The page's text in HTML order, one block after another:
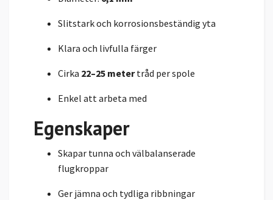
Slitstark och korrosionsbeständig yta
Klara och livfulla färger
Cirka 22–25 metertråd per spole
Enkel att arbeta med
Egenskaper
Skapar tunna och välbalanserade
flugkroppar
Ger jämna och tydliga ribbningar